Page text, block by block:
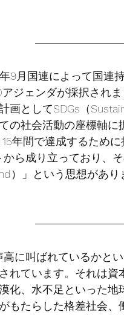
9月国連によって国連
ジェンダが採択され
画としてSDGs（
の社会活動の座標軸
年間で達成するため
から成り立っており、
）」という思想があ
高に叫ばれているかと
れています。それは
化、水不足といった
もたらした格差社会